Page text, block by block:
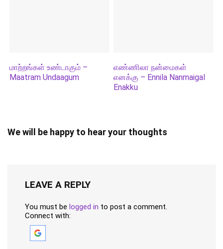
மாற்றங்கள் உண்டாகும் –
Maatram Undaagum
எண்ணிலா நன்மைகள்
எனக்கு – Ennila Nanmaigal
Enakku
We will be happy to hear your thoughts
LEAVE A REPLY
You must be logged in to post a comment.
Connect with: